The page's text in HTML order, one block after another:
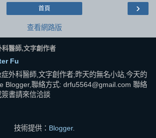
›
首頁
查看網路版
醫師,文字創作者
Fu
外科醫師,文字創作者;昨天的無名小站,今天的
Blogger,聯絡方式: drfu5564@gmail.com 聯絡
書請來信洽談
技術提供： Blogger.